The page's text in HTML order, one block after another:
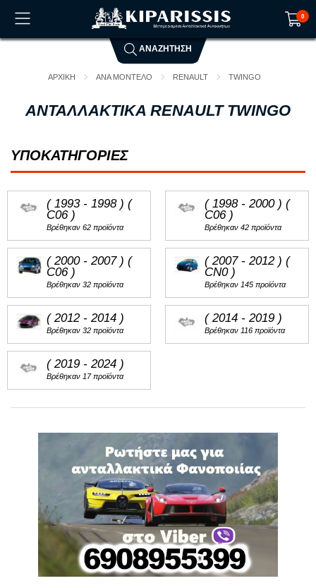
0
Το καλάθι αγορών είναι άδειο!
ΑΝΑΖΗΤΗΣΗ
ΑΡΧΙΚΗ ΑΝΑ ΜΟΝΤΕΛΟ RENAULT TWINGO
ΑΝΤΑΛΛΑΚΤΙΚΑ RENAULT TWINGO
ΥΠΟΚΑΤΗΓΟΡΙΕΣ
( 1993 - 1998 ) (
C06 )
Βρέθηκαν 62 προϊόντα
( 1998 - 2000 ) (
C06 )
Βρέθηκαν 42 προϊόντα
( 2000 - 2007 ) (
C06 )
Βρέθηκαν 32 προϊόντα
( 2007 - 2012 ) (
CN0 )
Βρέθηκαν 145 προϊόντα
( 2012 - 2014 )
Βρέθηκαν 32 προϊόντα
( 2014 - 2019 )
Βρέθηκαν 116 προϊόντα
( 2019 - 2024 )
Βρέθηκαν 17 προϊόντα